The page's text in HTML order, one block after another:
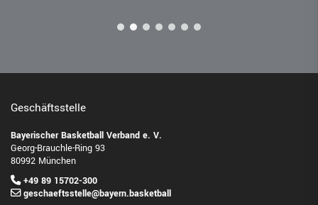
Geschäftsstelle
Bayerischer Basketball Verband e. V.
Georg-Brauchle-Ring 93
80992 München
+49 89 15702-300
geschaeftsstelle@bayern.basketball